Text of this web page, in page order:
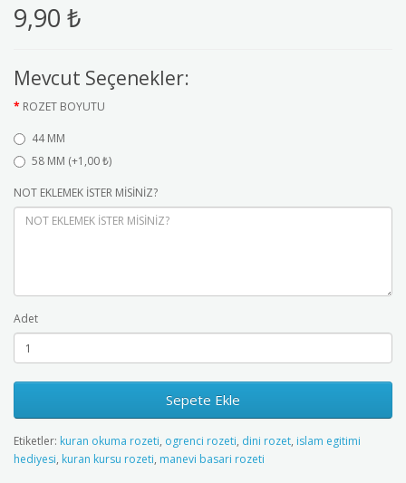
9,90 ₺
Mevcut Seçenekler:
ROZET BOYUTU
44 MM
58 MM (+1,00 ₺)
NOT EKLEMEK İSTER MİSİNİZ?
Adet
Sepete Ekle
Etiketler: kuran okuma rozeti, ogrenci rozeti, dini rozet, islam egitimi
hediyesi, kuran kursu rozeti, manevi basari rozeti